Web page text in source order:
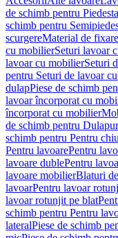
de schimb pentru
schimb pentru
scurgereMaterial de fixare
cu mobilierSeturi lavoar
lavoar cu mobilierSeturi
pentru Seturi de lavoar
dulapPiese de schimb
lavoar încorporat cu
încorporat cu mobilier
de schimb pentru
schimb pentru Pentru
Pentru lavoarePentru
lavoare dublePentru
lavoare mobilierBlaturi
lavoarPentru lavoar
lavoar rotunjit pe blat
schimb pentru Pentru
lateralPiese de schimb